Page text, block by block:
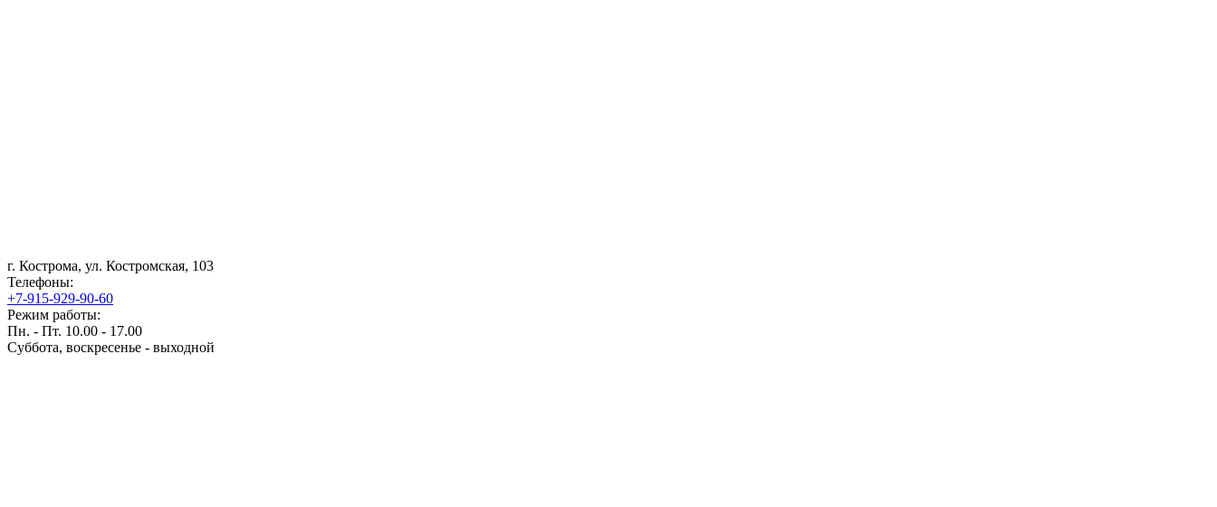
г. Кострома, ул. Костромская, 103
Телефоны:
+7-915-929-90-60
Режим работы:
Пн. - Пт. 10.00 - 17.00
Суббота, воскресенье - выходной